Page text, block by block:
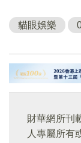
貓眼娛樂
財華網所刊
人專屬所有